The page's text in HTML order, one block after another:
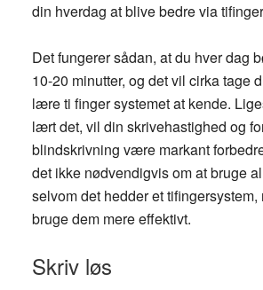
din hverdag at blive bedre via
Det fungerer sådan, at du hver dag
10-20 minutter, og det vil cirka tage
lære ti finger systemet at kende.
lært det, vil din skrivehastighed og
blindskrivning være markant
det ikke nødvendigvis om at bruge
selvom det hedder et tifingersystem,
bruge dem mere effektivt.
Skriv løs